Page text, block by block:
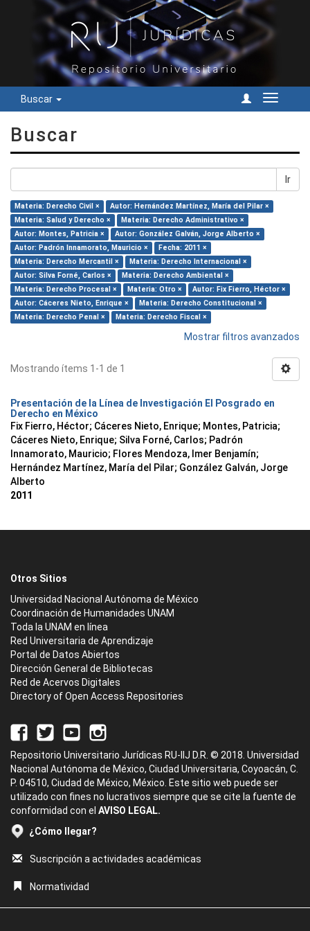
Buscar
Cambiar
Buscar
Ir
Materia: Derecho Civil ×
Autor: Hernández Martínez, María del Pilar ×
Materia: Salud y Derecho ×
Materia: Derecho Administrativo ×
Autor: Montes, Patricia ×
Autor: González Galván, Jorge Alberto ×
Autor: Padrón Innamorato, Mauricio ×
Fecha: 2011 ×
Materia: Derecho Mercantil ×
Materia: Derecho Internacional ×
Autor: Silva Forné, Carlos ×
Materia: Derecho Ambiental ×
Materia: Derecho Procesal ×
Materia: Otro ×
Autor: Fix Fierro, Héctor ×
Autor: Cáceres Nieto, Enrique ×
Materia: Derecho Constitucional ×
Materia: Derecho Penal ×
Materia: Derecho Fiscal ×
Mostrar filtros avanzados
Mostrando ítems 1-1 de 1
Presentación de la Línea de Investigación El Posgrado en
Derecho en México
Fix Fierro, Héctor; Cáceres Nieto, Enrique; Montes, Patricia;
Cáceres Nieto, Enrique; Silva Forné, Carlos; Padrón
Innamorato, Mauricio; Flores Mendoza, Imer Benjamín;
Hernández Martínez, María del Pilar; González Galván, Jorge
Alberto
2011
Otros Sitios
Universidad Nacional Autónoma de México
Coordinación de Humanidades UNAM
Toda la UNAM en línea
Red Universitaria de Aprendizaje
Portal de Datos Abiertos
Dirección General de Bibliotecas
Red de Acervos Digitales
Directory of Open Access Repositories
Repositorio Universitario Jurídicas RU-IIJ D.R. © 2018. Universidad
Nacional Autónoma de México, Ciudad Universitaria, Coyoacán, C.
P. 04510, Ciudad de México, México. Este sitio web puede ser
utilizado con fines no lucrativos siempre que se cite la fuente de
conformidad con el AVISO LEGAL.
¿Cómo llegar?
Suscripción a actividades académicas
Normatividad